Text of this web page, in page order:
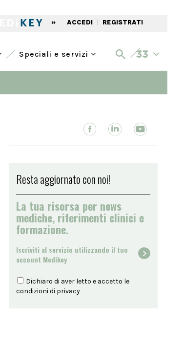
» ACCEDI | REGISTRATI
Speciali e servizi
Resta aggiornato con noi!
La tua risorsa per news
mediche, riferimenti clinici e
formazione.
Iscriviti al servizio utilizzando il tuo
account Medikey
Dichiaro di aver letto e accetto le
condizioni di privacy